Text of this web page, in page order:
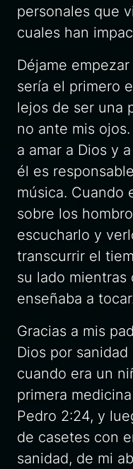
personales que
cuales han
Déjame
sería el primero
lejos de ser una
no ante mis
a amar a Dios y
él es
música. Cuando
sobre los
escucharlo y
transcurrir el
su lado
enseñaba a
Gracias a mis
Dios por
cuando era un
primera
Pedro 2:24, y
de casetes con
sanidad, de mi